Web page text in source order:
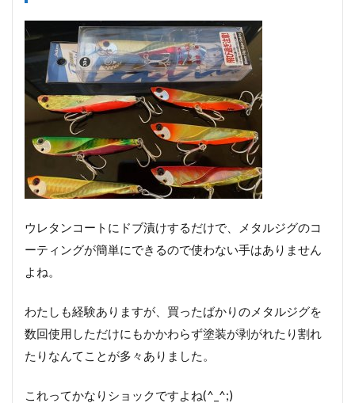
ウレタンコートにドブ漬けするだけで、メタルジグのコ
ーティングが簡単にできるので使わない手はありません
よね。
わたしも経験ありますが、買ったばかりのメタルジグを
数回使用しただけにもかかわらず塗装が剥がれたり割れ
たりなんてことが多々ありました。
これってかなりショックですよね(^_^;)